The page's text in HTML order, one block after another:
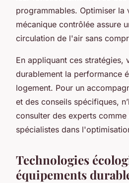
programmables. Optimiser la
mécanique contrôlée assure
circulation de l'air sans
En appliquant ces stratégies,
durablement la performance
logement. Pour un
et des conseils spécifiques,
consulter des experts
spécialistes dans
Technologies
équipements